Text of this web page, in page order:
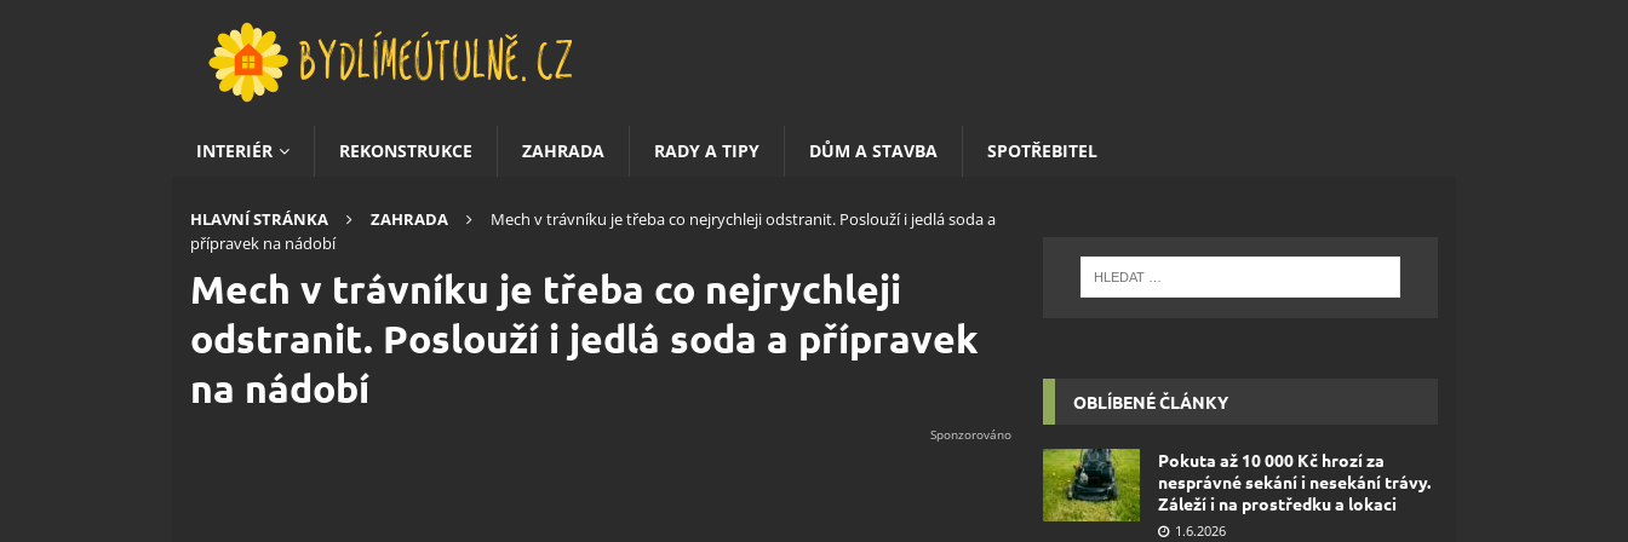
INTERIÉR REKONSTRUKCE ZAHRADA RADY A TIPY DŮM A STAVBA SPOTŘEBITEL
HLAVNÍ STRÁNKA ZAHRADA
Mech v trávníku je třeba co nejrychleji odstranit. Poslouží i jedlá soda a
přípravek na nádobí
Mech v trávníku je třeba co nejrychleji
odstranit. Poslouží i jedlá soda a přípravek
na nádobí
OBLÍBENÉ ČLÁNKY
Pokuta až 10 000 Kč hrozí za
nesprávné sekání i nesekání trávy.
Záleží i na prostředku a lokaci
1.6.2026